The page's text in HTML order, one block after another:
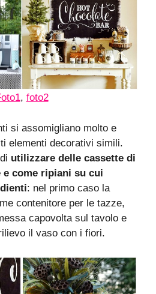
, foto2
si assomigliano molto e
elementi decorativi simili.
utilizzare delle cassette di
e come ripiani su cui
: nel primo caso la
contenitore per le tazze,
capovolta sul tavolo e
il vaso con i fiori.